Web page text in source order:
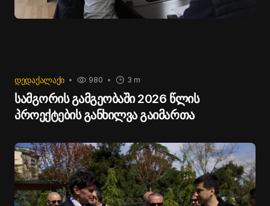
ᲓᲔᲓᲐᲥᲐᲚᲐᲥᲘ 3 m
980
სამგორის გამგეობაში 2026 წლის
პროექტების განხილვა გაიმართა